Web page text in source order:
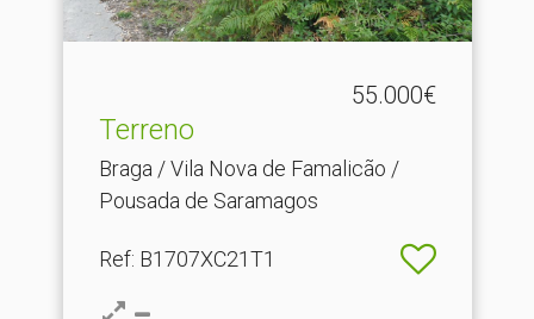
55.000€
Terreno
Braga / Vila Nova de Famalicão /
Pousada de Saramagos
Ref: B1707XC21T1